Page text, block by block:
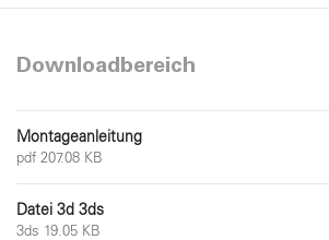
Downloadbereich
Montageanleitung
pdf 207.08 KB
Datei 3d 3ds
3ds 19.05 KB